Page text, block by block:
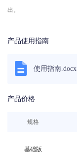
出。
产品使用指南
使用指南.docx
产品价格
规格
基础版